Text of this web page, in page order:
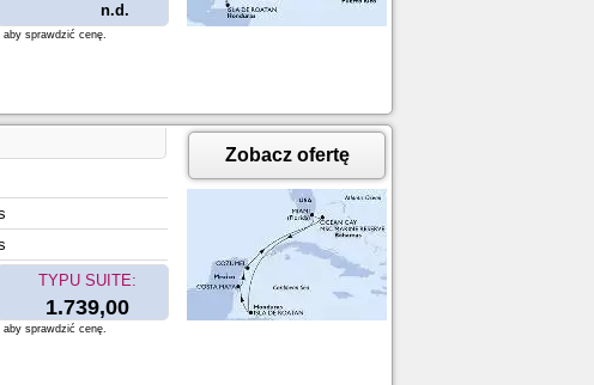
n.d.
aby sprawdzić cenę.
TYPU SUITE:
1.739,00
Zobacz ofertę
aby sprawdzić cenę.